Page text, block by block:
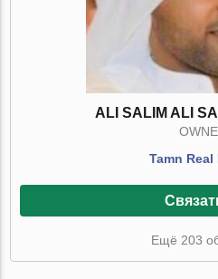
ALI SALIM ALI
Tamn Real
Ещё 203